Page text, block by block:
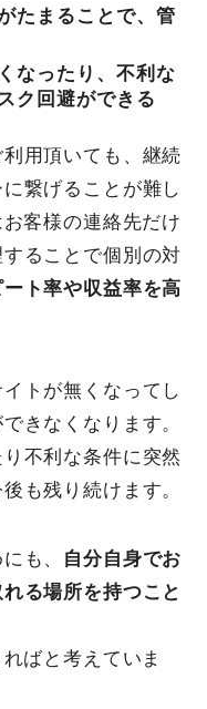
たまることで、管
なったり、不利な
ク回避ができる
用頂いても、継続
繋げることが難し
客様の連絡先だけ
ることで個別の対
ート率や収益率を高
トが無くなってし
きなくなります。
不利な条件に突然
も残り続けます。
も、 自分自身でお
る場所を持つこと
ばと考えていま